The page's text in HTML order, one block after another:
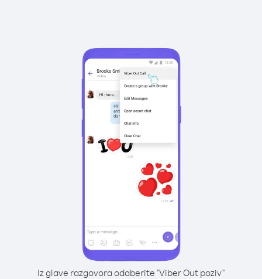
Iz glave razgovora odaberite "Viber Out poziv"